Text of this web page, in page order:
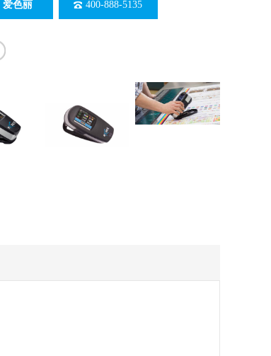
爱色丽 400-888-5135